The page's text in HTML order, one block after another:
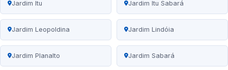
Jardim Itu Jardim Itu Sabará
Jardim Leopoldina Jardim Lindóia
Jardim Planalto Jardim Sabará